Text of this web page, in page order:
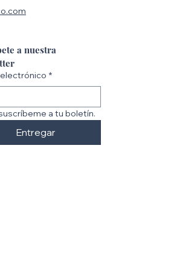
a nuestra
*
a tu boletín.
Entregar